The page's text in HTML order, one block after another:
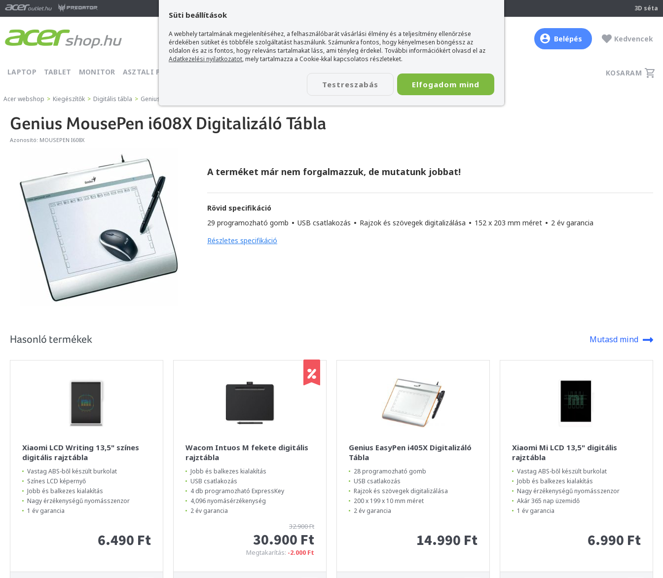
Süti beállítások
A webhely tartalmának megjelenítéséhez, a felhasználóbarát vásárlási élmény és a teljesítmény ellenőrzése
érdekében sütiket és többféle szolgáltatást használunk. Számunkra fontos, hogy kényelmesen böngéssz az
oldalon és az is fontos, hogy releváns tartalmakat láss, ami tényleg érdekel. További információkért olvasd el az
Adatkezelési nyilatkozatot, mely tartalmazza a Cookie-kkal kapcsolatos részleteket.
Testreszabás Elfogadom mind
3D séta
Belépés Kedvencek
LAPTOP TABLET MONITOR ASZTALI PC KIEGÉSZÍTŐ KAPCSOLAT KOSARAM
Acer webshop > Kiegészítők > Digitális tábla > Genius Digitális tábla
Genius MousePen i608X Digitalizáló Tábla
Azonosító: MOUSEPEN I608X
A terméket már nem forgalmazzuk, de mutatunk jobbat!
Rövid specifikáció
29 programozható gomb • USB csatlakozás • Rajzok és szövegek digitalizálása • 152 x 203 mm méret • 2 év garancia
Részletes specifikáció
Hasonló termékek Mutasd mind
Xiaomi LCD Writing 13,5" színes
digitális rajztábla
Vastag ABS-ből készült burkolat
Színes LCD képernyő
Jobb és balkezes kialakítás
Nagy érzékenységű nyomásszenzor
1 év garancia
6.490 Ft
Wacom Intuos M fekete digitális
rajztábla
Jobb és balkezes kialakítás
USB csatlakozás
4 db programozható ExpressKey
4,096 nyomásérzékenység
2 év garancia
32.900 Ft
30.900 Ft
Megtakarítás: -2.000 Ft
Genius EasyPen i405X Digitalizáló
Tábla
28 programozható gomb
USB csatlakozás
Rajzok és szövegek digitalizálása
200 x 199 x 10 mm méret
2 év garancia
14.990 Ft
Xiaomi Mi LCD 13,5" digitális
rajztábla
Vastag ABS-ből készült burkolat
Jobb és balkezes kialakítás
Nagy érzékenységű nyomásszenzor
Akár 365 nap üzemidő
1 év garancia
6.990 Ft